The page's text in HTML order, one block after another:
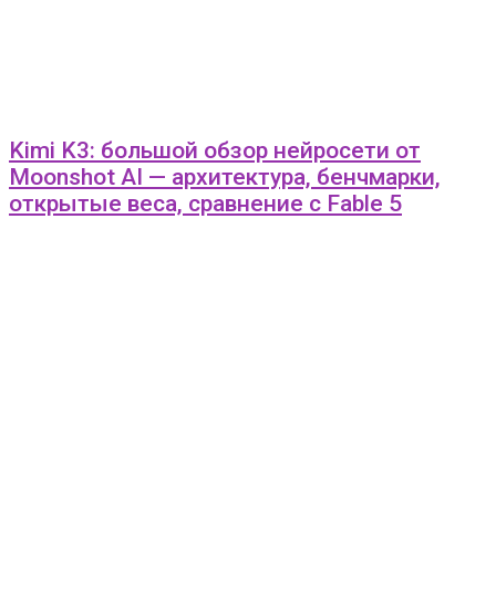
Kimi K3: большой обзор нейросети от
Moonshot AI — архитектура, бенчмарки,
открытые веса, сравнение с Fable 5